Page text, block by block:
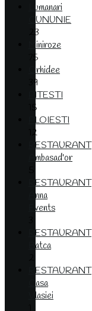
Lumanari
CUNUNIE
23
Miniroze
75
Orhidee
39
PITESTI
15
PLOIESTI
12
RESTAURANT
Ambasad'or
RESTAURANT
Anna
Events
RESTAURANT
Batca
RESTAURANT
Casa
Vlasiei